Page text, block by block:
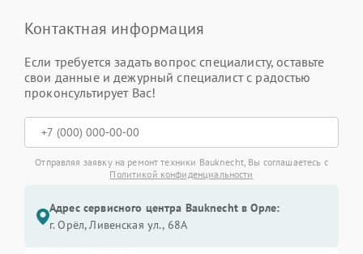
Контактная информация
Если требуется задать вопрос специалисту, оставьте
свои данные и дежурный специалист с радостью
проконсультирует Вас!
Отправляя заявку на ремонт техники Bauknecht, Вы соглашаетесь с
Политикой конфиденциальности
Адрес сервисного центра Bauknecht в Орле:
г. Орёл, Ливенская ул., 68А